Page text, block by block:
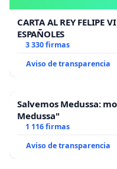
CARTA AL REY FELIPE
ESPAÑOLES
3 330 firmas
Aviso de transparencia
Salvemos Medussa:
Medussa"
1 116 firmas
Aviso de transparencia